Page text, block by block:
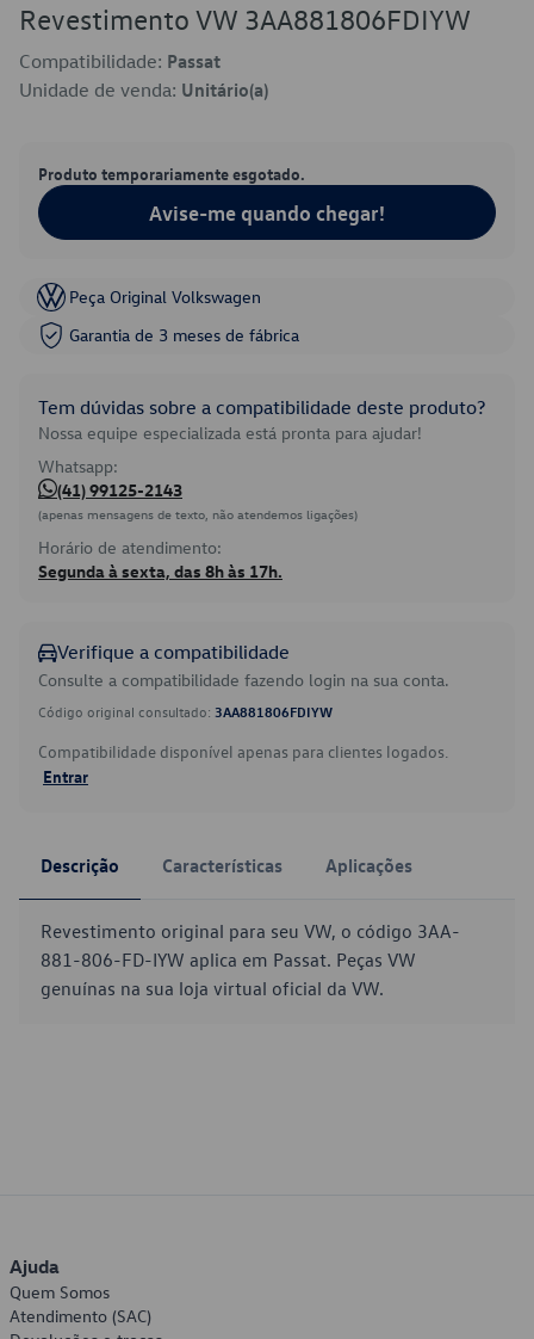
Revestimento VW 3AA881806FDIYW
Compatibilidade: Passat
Unidade de venda: Unitário(a)
Produto temporariamente esgotado.
Avise-me quando chegar!
Peça Original Volkswagen
Garantia de 3 meses de fábrica
Tem dúvidas sobre a compatibilidade deste produto?
Nossa equipe especializada está pronta para ajudar!
Whatsapp:
(41) 99125-2143
(apenas mensagens de texto, não atendemos ligações)
Horário de atendimento:
Segunda à sexta, das 8h às 17h.
Verifique a compatibilidade
Consulte a compatibilidade fazendo login na sua conta.
Código original consultado: 3AA881806FDIYW
Compatibilidade disponível apenas para clientes logados.
Entrar
Descrição Características Aplicações
Revestimento original para seu VW, o código 3AA-
881-806-FD-IYW aplica em Passat. Peças VW
genuínas na sua loja virtual oficial da VW.
Ajuda
Quem Somos
Atendimento (SAC)